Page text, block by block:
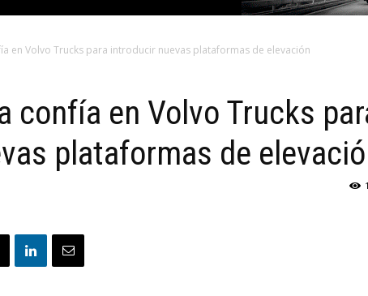
en Volvo Trucks para introducir nuevas plataformas de elevación
confía en Volvo Trucks
plataformas de